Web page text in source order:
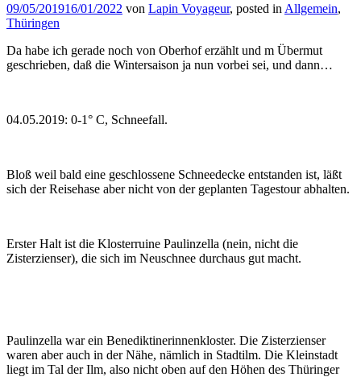
09/05/201916/01/2022 von Lapin Voyageur, posted in Allgemein,
Thüringen
Da habe ich gerade noch von Oberhof erzählt und m Übermut
geschrieben, daß die Wintersaison ja nun vorbei sei, und dann…
04.05.2019: 0-1° C, Schneefall.
Bloß weil bald eine geschlossene Schneedecke entstanden ist, läßt
sich der Reisehase aber nicht von der geplanten Tagestour abhalten.
Erster Halt ist die Klosterruine Paulinzella (nein, nicht die
Zisterzienser), die sich im Neuschnee durchaus gut macht.
Paulinzella war ein Benediktinerinnenkloster. Die Zisterzienser
waren aber auch in der Nähe, nämlich in Stadtilm. Die Kleinstadt
liegt im Tal der Ilm, also nicht oben auf den Höhen des Thüringer